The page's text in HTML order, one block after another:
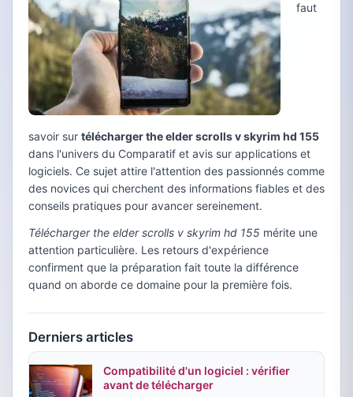
faut
savoir sur télécharger the elder scrolls v skyrim hd 155
dans l'univers du Comparatif et avis sur applications et
logiciels. Ce sujet attire l'attention des passionnés comme
des novices qui cherchent des informations fiables et des
conseils pratiques pour avancer sereinement.
Télécharger the elder scrolls v skyrim hd 155 mérite une
attention particulière. Les retours d'expérience
confirment que la préparation fait toute la différence
quand on aborde ce domaine pour la première fois.
Derniers articles
Compatibilité d'un logiciel : vérifier
avant de télécharger